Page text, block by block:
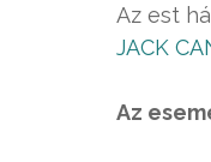
Az est
JACK
Az